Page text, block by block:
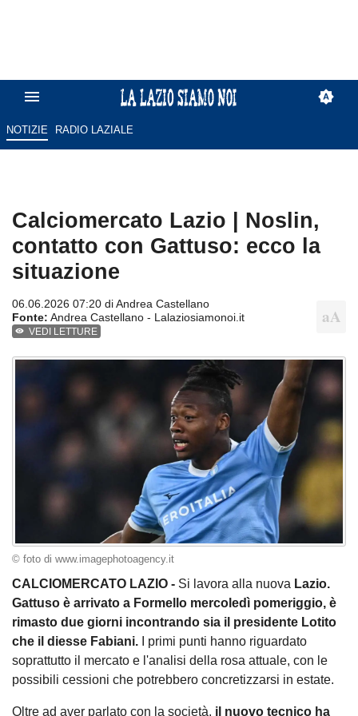
NOTIZIE RADIO LAZIALE
Calciomercato Lazio | Noslin,
contatto con Gattuso: ecco la
situazione
06.06.2026 07:20 diAndrea Castellano
Fonte: Andrea Castellano - Lalaziosiamonoi.it
VEDI LETTURE
© foto di www.imagephotoagency.it
CALCIOMERCATO LAZIO - Si lavora alla nuova Lazio.
Gattuso è arrivato a Formello mercoledì pomeriggio, è
rimasto due giorni incontrando sia il presidente Lotito
che il diesse Fabiani. I primi punti hanno riguardato
soprattutto il mercato e l'analisi della rosa attuale, con le
possibili cessioni che potrebbero concretizzarsi in estate.
Oltre ad aver parlato con la società, il nuovo tecnico ha